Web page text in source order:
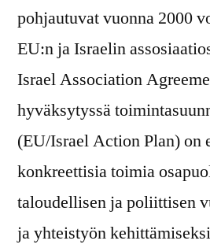
pohjautuvat vuonna 2000
EU:n ja Israelin
Israel Association
hyväksytyssä
(EU/Israel Action Plan) on
konkreettisia toimia
taloudellisen ja poliittisen
ja yhteistyön